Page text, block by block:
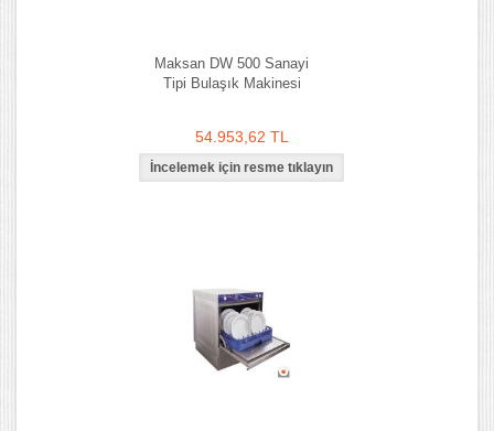
Maksan DW 500 Sanayi
Tipi Bulaşık Makinesi
54.953,62 TL